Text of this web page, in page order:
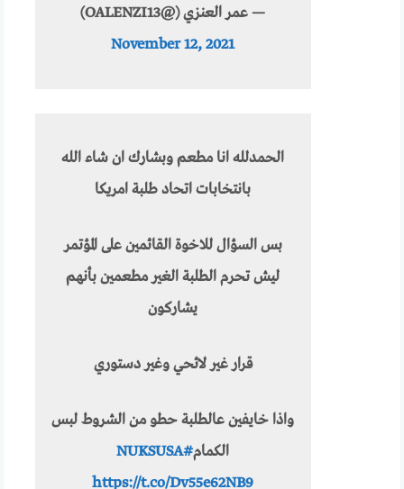
— عمر العنزي (@OALENZI13)
November 12, 2021
الحمدلله انا مطعم وبشارك ان شاء الله
بانتخابات اتحاد طلبة امريكا
بس السؤال للاخوة القائمين على المؤتمر
ليش تحرم الطلبة الغير مطعمين بأنهم
يشاركون
قرار غير لائحي وغير دستوري
واذا خايفين عالطلبة حطو من الشروط لبس
الكمام#NUKSUSA
https://t.co/Dv55e62NB9